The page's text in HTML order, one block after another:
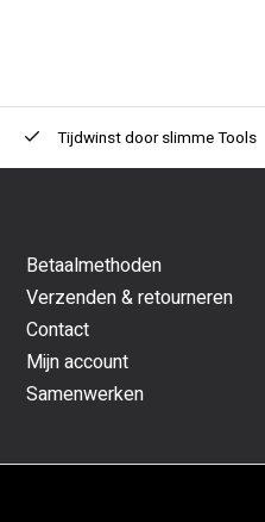
Tijdwinst doorslimme Tools
Betaalmethoden
Verzenden & retourneren
Contact
Mijn account
Samenwerken